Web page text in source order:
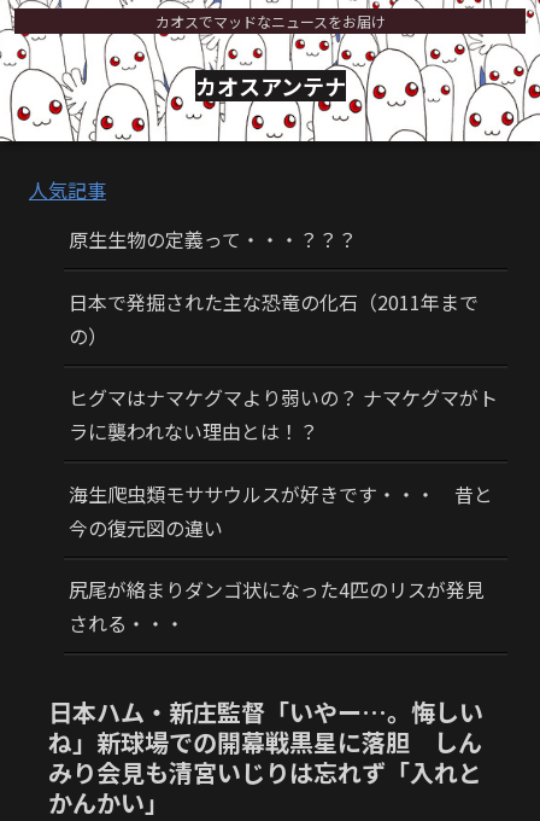
カオスでマッドなニュースをお届け
カオスアンテナ
人気記事
原生生物の定義って・・・？？？
日本で発掘された主な恐竜の化石（2011年まで
の）
ヒグマはナマケグマより弱いの？ ナマケグマがト
ラに襲われない理由とは！？
海生爬虫類モササウルスが好きです・・・ 昔と
今の復元図の違い
尻尾が絡まりダンゴ状になった4匹のリスが発見
される・・・
日本ハム・新庄監督「いやー…。悔しい
ね」新球場での開幕戦黒星に落胆 しん
みり会見も清宮いじりは忘れず「入れと
かんかい」